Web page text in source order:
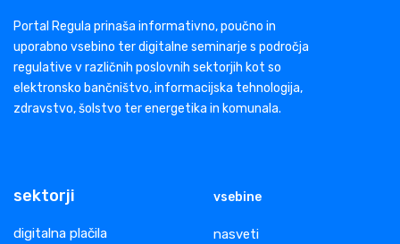
Portal Regula prinaša informativno, poučno in
uporabno vsebino ter digitalne seminarje s področja
regulative v različnih poslovnih sektorjih kot so
elektronsko bančništvo, informacijska tehnologija,
zdravstvo, šolstvo ter energetika in komunala.
sektorji
digitalna plačila
vsebine
nasveti